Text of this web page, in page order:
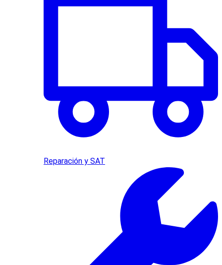
Reparación y SAT